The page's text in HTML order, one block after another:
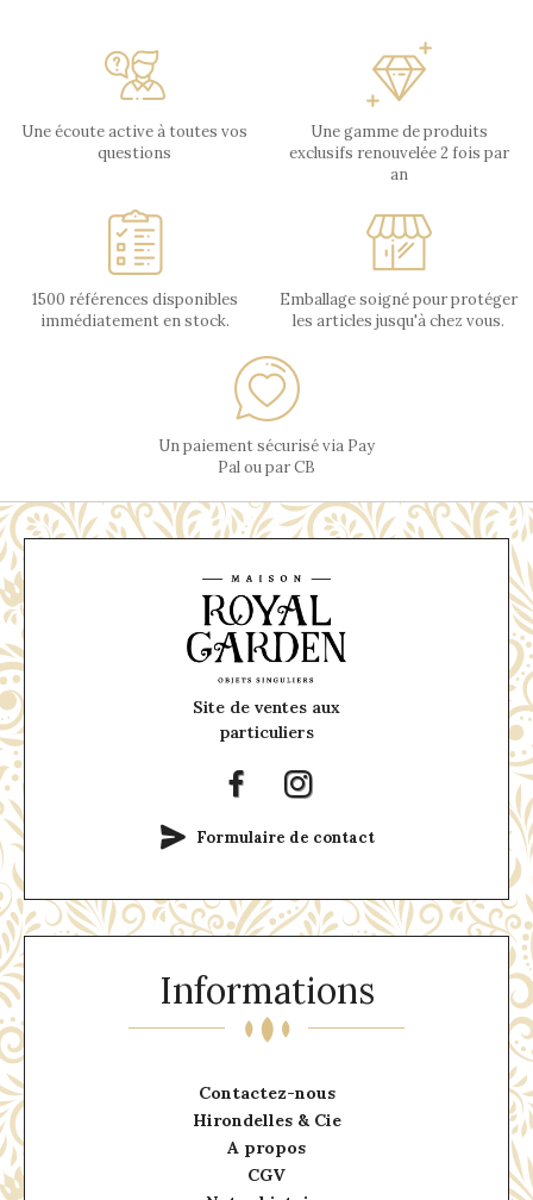
Une écoute active à toutes vos
questions
Une gamme de produits
exclusifs renouvelée 2 fois par
an
1500 références disponibles
immédiatement en stock.
Emballage soigné pour protéger
les articles jusqu'à chez vous.
Un paiement sécurisé via Pay
Pal ou par CB
Informations
Contactez-nous
Hirondelles & Cie
A propos
CGV
Site de ventes aux
particuliers
Formulaire de contact